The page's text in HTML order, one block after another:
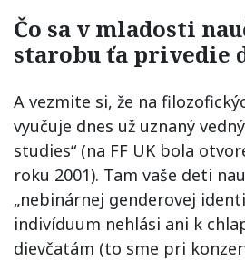
Čo sa v mladosti
starobu ťa privedie
A vezmite si, že na
vyučuje dnes už uznaný
studies“ (na FF UK bola
roku 2001). Tam vaše deti
„nebinárnej genderovej
indivíduum nehlási ani k
dievčatám (to sme pri